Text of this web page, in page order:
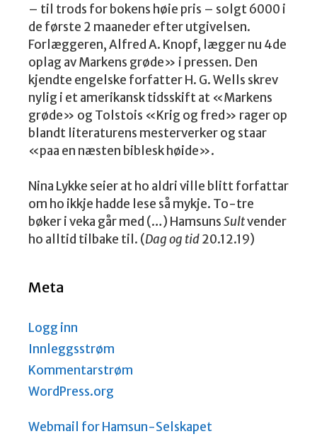
– til trods for bokens høie pris – solgt 6000 i
de første 2 maaneder efter utgivelsen.
Forlæggeren, Alfred A. Knopf, lægger nu 4de
oplag av Markens grøde» i pressen. Den
kjendte engelske forfatter H. G. Wells skrev
nylig i et amerikansk tidsskift at «Markens
grøde» og Tolstois «Krig og fred» rager op
blandt literaturens mesterverker og staar
«paa en næsten biblesk høide».
Nina Lykke seier at ho aldri ville blitt forfattar
om ho ikkje hadde lese så mykje. To-tre
bøker i veka går med (…) HamsunsSultvender
ho alltid tilbake til. (Dag og tid20.12.19)
Meta
Logg inn
Innleggsstrøm
Kommentarstrøm
WordPress.org
Webmail for Hamsun-Selskapet